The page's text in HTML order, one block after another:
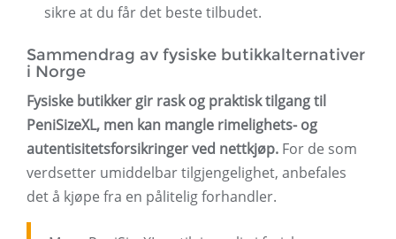
sikre at du får det beste tilbudet.
Sammendrag av fysiske butikkalternativer
i Norge
Fysiske butikker gir rask og praktisk tilgang til
PeniSizeXL, men kan mangle rimelighets- og
autentisitetsforsikringer ved nettkjøp. For de som
verdsetter umiddelbar tilgjengelighet, anbefales
det å kjøpe fra en pålitelig forhandler.